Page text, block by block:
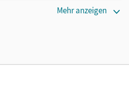
Mehr anzeigen